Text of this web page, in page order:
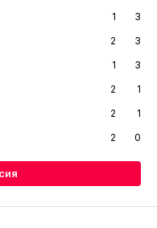
1
3
2
3
1
3
2
1
2
1
2 0